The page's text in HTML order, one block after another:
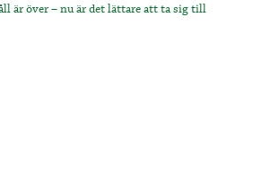
är över – nu är det lättare att ta sig till